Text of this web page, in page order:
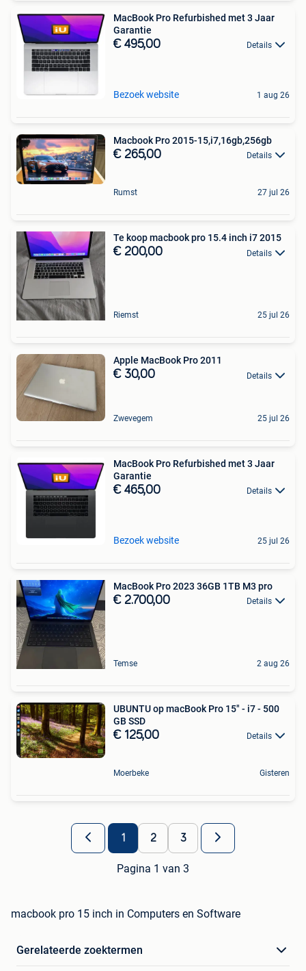
MacBook Pro Refurbished met 3 Jaar
Garantie
€ 495,00 Details
Bezoek website 1 aug 26
Macbook Pro 2015-15,i7,16gb,256gb
€ 265,00 Details
Rumst 27 jul 26
Te koop macbook pro 15.4 inch i7 2015
€ 200,00 Details
Riemst 25 jul 26
Apple MacBook Pro 2011
€ 30,00 Details
Zwevegem 25 jul 26
MacBook Pro Refurbished met 3 Jaar
Garantie
€ 465,00 Details
Bezoek website 25 jul 26
MacBook Pro 2023 36GB 1TB M3 pro
€ 2.700,00 Details
Temse 2 aug 26
UBUNTU op macBook Pro 15" - i7 - 500
GB SSD
€ 125,00 Details
Moerbeke Gisteren
1 2 3
Pagina 1 van 3
macbook pro 15 inch in Computers en Software
Gerelateerde zoektermen